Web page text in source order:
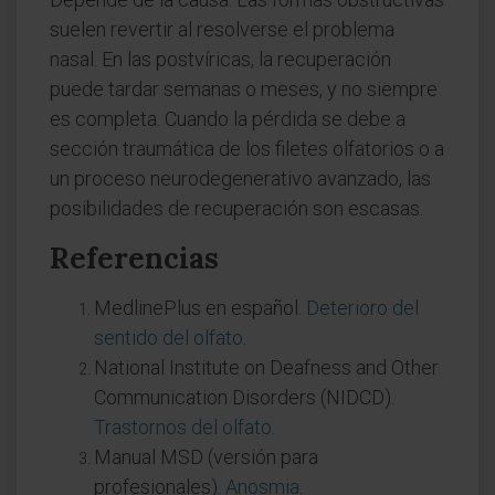
suelen revertir al resolverse el problema
nasal. En las postvíricas, la recuperación
puede tardar semanas o meses, y no siempre
es completa. Cuando la pérdida se debe a
sección traumática de los filetes olfatorios o a
un proceso neurodegenerativo avanzado, las
posibilidades de recuperación son escasas.
Referencias
MedlinePlus en español. Deterioro del
sentido del olfato
National Institute on Deafness and Other
Communication Disorders (NIDCD).
Trastornos del olfato
Manual MSD (versión para
profesionales). Anosmia